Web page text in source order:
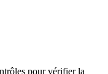
pour vérifier la